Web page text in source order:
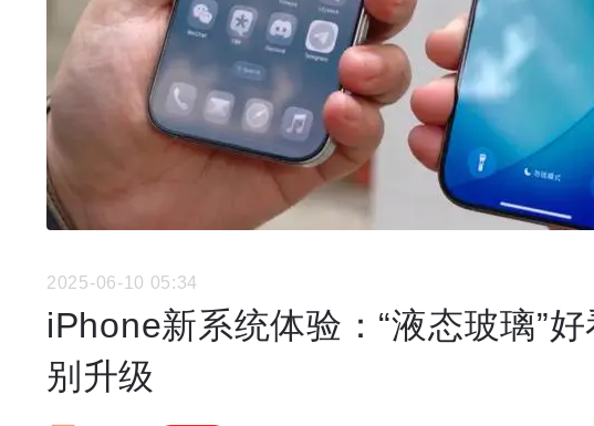
2025-06-10 05:34
iPhone新系统体验：“液态玻璃”
别升级